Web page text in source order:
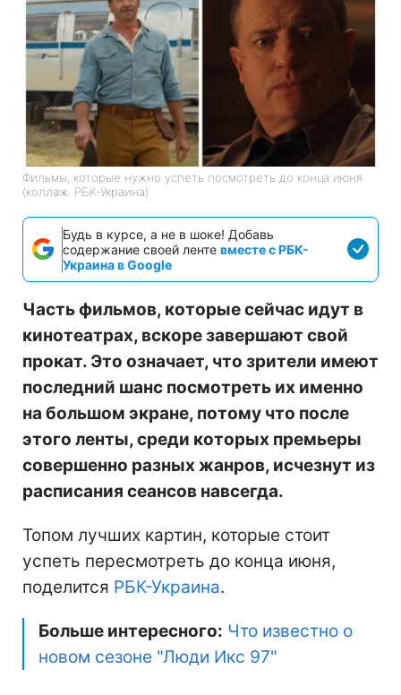
Фильмы, которые нужно успеть посмотреть до конца июня
(коллаж: РБК-Украина)
Будь в курсе, а не в шоке! Добавь
содержание своей ленте вместе с РБК-
Украина в Google
Часть фильмов, которые сейчас идут в
кинотеатрах, вскоре завершают свой
прокат. Это означает, что зрители имеют
последний шанс посмотреть их именно
на большом экране, потому что после
этого ленты, среди которых премьеры
совершенно разных жанров, исчезнут из
расписания сеансов навсегда.
Топом лучших картин, которые стоит
успеть пересмотреть до конца июня,
поделится РБК-Украина.
Больше интересного: Что известно о
новом сезоне "Люди Икс 97"